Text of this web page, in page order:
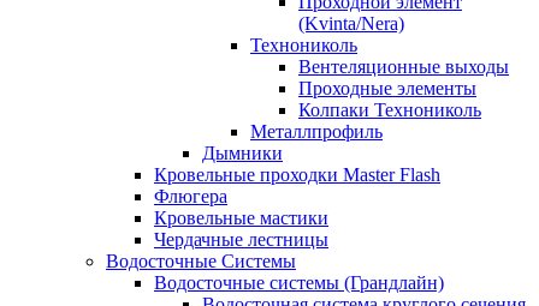
(Kvinta/Nera)
Технониколь
Вентеляционные выходы
Проходные элементы
Колпаки Технониколь
Металлпрофиль
Дымники
Кровельные проходки Master Flash
Флюгера
Кровельные мастики
Чердачные лестницы
Водосточные Системы
Водосточные системы (Грандлайн)